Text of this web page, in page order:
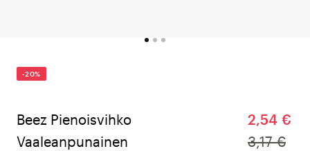
-20%
Beez Pienoisvihko
Vaaleanpunainen
2,54 €
3,17 €